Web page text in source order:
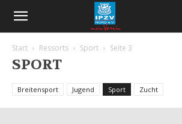
Start Ressorts Sport Seite 3
SPORT
Breitensport Jugend Sport Zucht